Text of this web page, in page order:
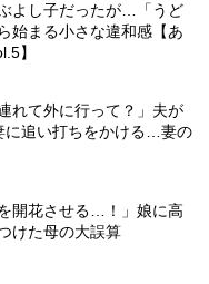
よし子だったが…「うど
始まる小さな違和感【あ
】
れて外に行って？」夫が
に追い打ちをかける…妻の
開花させる…！」娘に高
けた母の大誤算